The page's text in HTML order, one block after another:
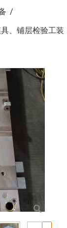
、铺层检验工装